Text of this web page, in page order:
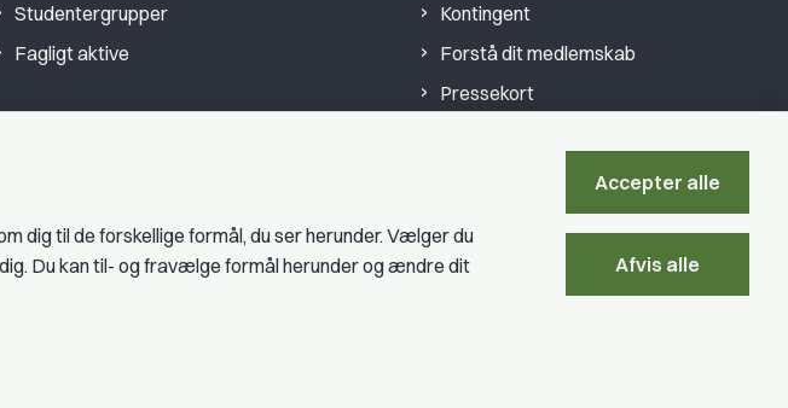
Studentergrupper
Fagligt aktive
Kontingent
Forstå dit medlemskab
Pressekort
dig til de forskellige formål, du ser herunder. Vælger du
Du kan til- og fravælge formål herunder og ændre dit
Accepter alle
Afvis alle